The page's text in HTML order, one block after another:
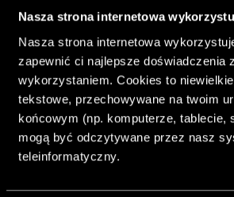
Nasza strona internetowa
Nasza strona internetowa
zapewnić ci najlepsze doświadczenia
wykorzystaniem. Cookies to
tekstowe, przechowywane na twoim
końcowym (np. komputerze, tablecie,
mogą być odczytywane przez nasz
teleinformatyczny.
& Living 40.
„Dom bardziej
Twój. Odważ się
urządzić go